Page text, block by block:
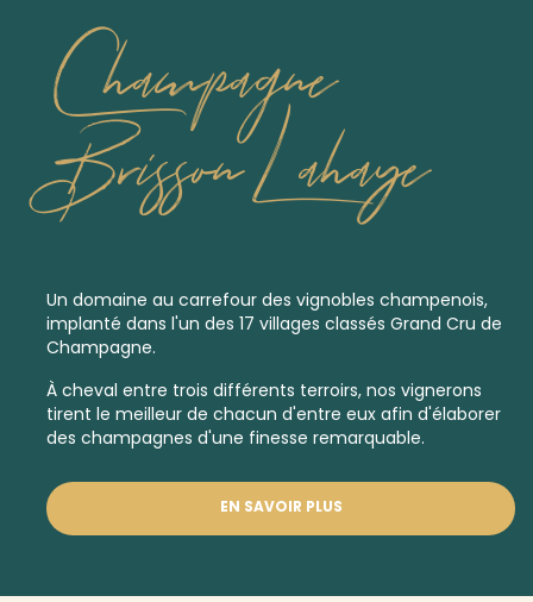
Champagne
Brisson Lahaye
Un domaine au carrefour des vignobles champenois,
implanté dans l'un des 17 villages classés Grand Cru de
Champagne.
À cheval entre trois différents terroirs, nos vignerons
tirent le meilleur de chacun d'entre eux afin d'élaborer
des champagnes d'une finesse remarquable.
EN SAVOIR PLUS